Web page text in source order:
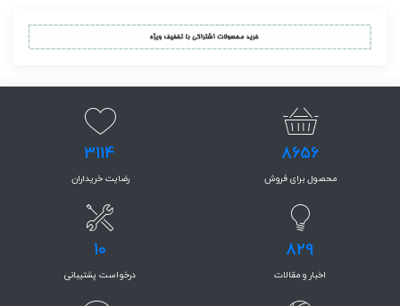
8656
محصول برای فروش
3114
رضایت خریداران
829
اخبار و مقالات
10
درخواست پشتیبانی